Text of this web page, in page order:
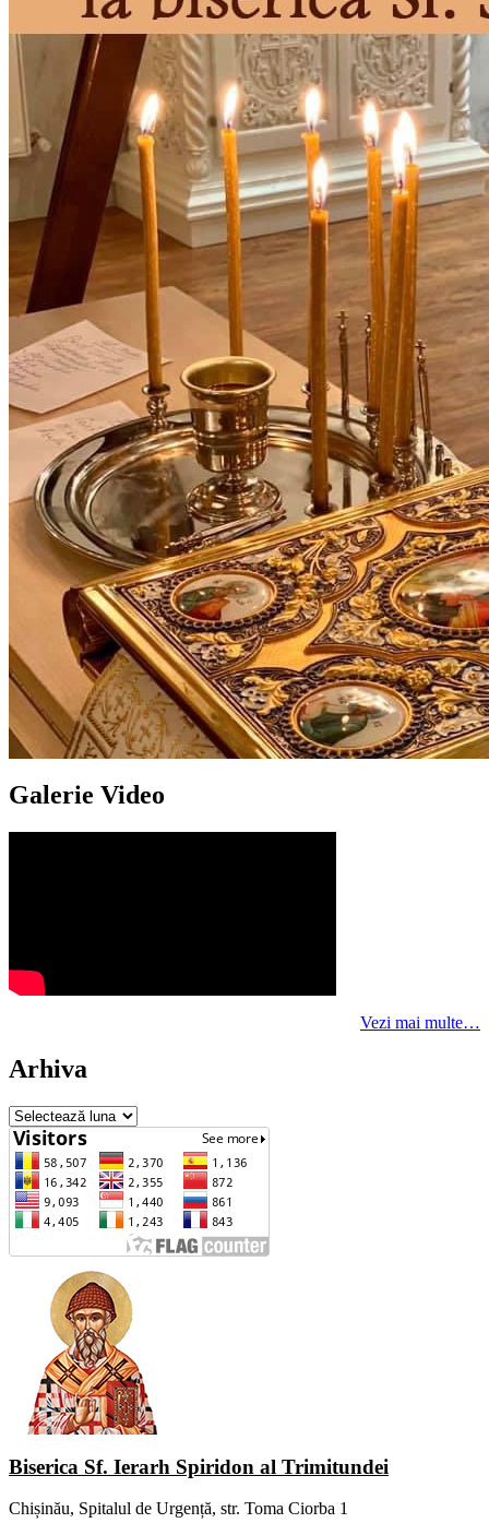
Galerie Video
Vezi mai multe…
Arhiva
Arhiva
Biserica Sf. Ierarh Spiridon al Trimitundei
Chișinău, Spitalul de Urgență, str. Toma Ciorba 1